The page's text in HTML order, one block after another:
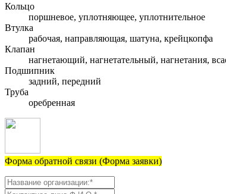
Кольцо
поршневое, уплотняющее, уплотнительное
Втулка
рабочая, направляющая, шатуна, крейцкопфа
Клапан
нагнетающий, нагнетательный, нагнетания,
Подшипник
задний, передний
Труба
оребренная
Форма обратной связи (Форма заявки)